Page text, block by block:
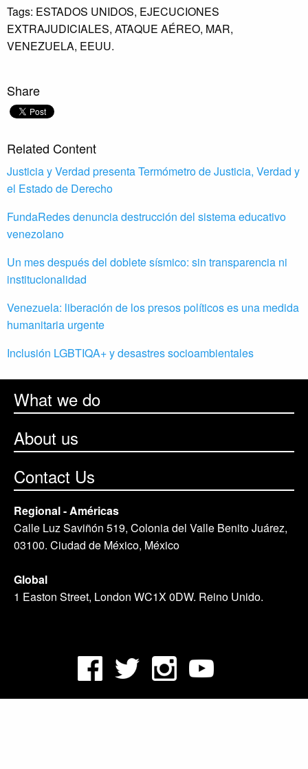
Tags: ESTADOS UNIDOS, EJECUCIONES
EXTRAJUDICIALES, ATAQUE AÉREO, MAR,
VENEZUELA, EEUU.
Share
Related Content
Justicia y Verdad presenta Termómetro de Justicia, Verdad y
el Estado de Derecho
FundaRedes denuncia destrucción del sistema educativo
venezolano
Un mes después del doblete sísmico: sin transparencia ni
institucionalidad
Venezuela: liberación de los presos políticos es una medida
humanitaria urgente
Inclusión LGBTIQA+ y desastres socioambientales
What we do
About us
Contact Us
Regional - Américas
Calle Luz Saviñón 519, Colonia del Valle Benito Juárez,
03100. Ciudad de México, México
Global
1 Easton Street, London WC1X 0DW. Reino Unido.